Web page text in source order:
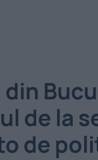
de la
de